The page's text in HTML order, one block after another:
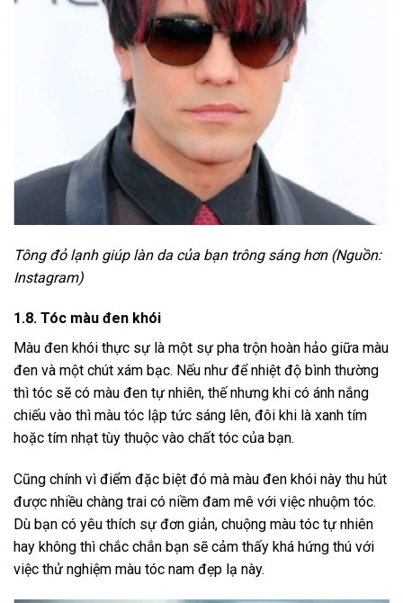
Tông đỏ lạnh giúp làn da của bạn trông sáng hơn (Nguồn:
Instagram)
1.8. Tóc màu đen khói
Màu đen khói thực sự là một sự pha trộn hoàn hảo giữa màu
đen và một chút xám bạc. Nếu như để nhiệt độ bình thường
thì tóc sẽ có màu đen tự nhiên, thế nhưng khi có ánh nắng
chiếu vào thì màu tóc lập tức sáng lên, đôi khi là xanh tím
hoặc tím nhạt tùy thuộc vào chất tóc của bạn.
Cũng chính vì điểm đặc biệt đó mà màu đen khói này thu hút
được nhiều chàng trai có niềm đam mê với việc nhuộm tóc.
Dù bạn có yêu thích sự đơn giản, chuộng màu tóc tự nhiên
hay không thì chắc chắn bạn sẽ cảm thấy khá hứng thú với
việc thử nghiệm màu tóc nam đẹp lạ này.